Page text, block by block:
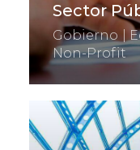
Sector
Gobierno |
Non-Profit